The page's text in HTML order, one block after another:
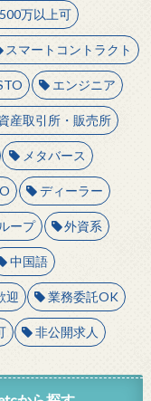
万以上可
スマートコントラクト
エンジニア
産取引所・販売所
メタバース
ディーラー
ープ 外資系
中国語
迎 業務委託OK
非公開求人